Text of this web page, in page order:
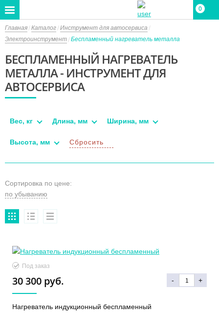
0
Главная Каталог Инструмент для автосервиса
Электроинструмент Беспламенный нагреватель металла
БЕСПЛАМЕННЫЙ НАГРЕВАТЕЛЬ
МЕТАЛЛА - ИНСТРУМЕНТ ДЛЯ
АВТОСЕРВИСА
Вес, кг Длина, мм Ширина, мм
Высота, мм Сбросить
Сортировка по цене:
Под заказ
30 300 руб. - +
Нагреватель индукционный беспламенный